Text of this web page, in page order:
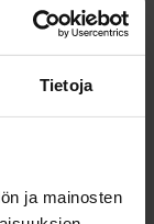
Tietoja
ja mainosten
tai pieniksi